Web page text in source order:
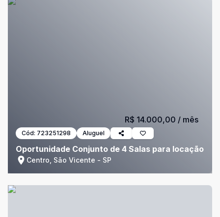
Cód: 723251298 Aluguel
Oportunidade Conjunto de 4 Salas para locação
Centro, São Vicente - SP
R$ 14.000,00 / mês